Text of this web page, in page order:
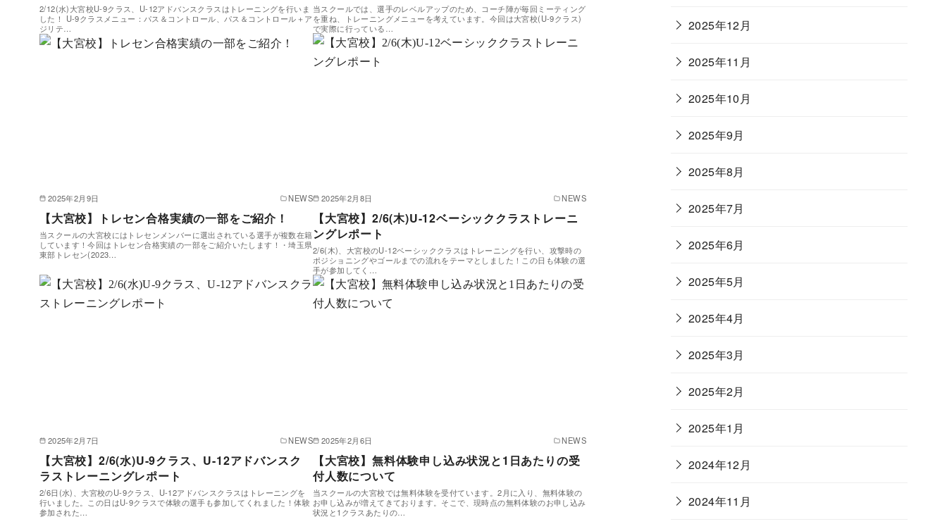
2/12(水)大宮校U-9クラス、U-12アドバンスクラスはトレーニングを行いま
した！ U-9クラスメニュー：パス＆コントロール、パス＆コントロール＋ア
ジリテ…
当スクールでは、選手のレベルアップのため、コーチ陣が毎回ミーティング
を重ね、トレーニングメニューを考えています。今回は大宮校(U-9クラス)
で実際に行っている…
2025年2月9日 NEWS
【大宮校】トレセン合格実績の一部をご紹介！
当スクールの大宮校にはトレセンメンバーに選出されている選手が複数在籍
しています！今回はトレセン合格実績の一部をご紹介いたします！・埼玉県
東部トレセン(2023…
2025年2月8日 NEWS
【大宮校】2/6(木)U-12ベーシッククラストレーニ
ングレポート
2/6(木)、大宮校のU-12ベーシッククラスはトレーニングを行い、攻撃時の
ポジショニングやゴールまでの流れをテーマとしました！この日も体験の選
手が参加してく…
2025年2月7日 NEWS
【大宮校】2/6(水)U-9クラス、U-12アドバンスク
ラストレーニングレポート
2/6日(水)、大宮校のU-9クラス、U-12アドバンスクラスはトレーニングを
行いました。この日はU-9クラスで体験の選手も参加してくれました！体験
参加された…
2025年2月6日 NEWS
【大宮校】無料体験申し込み状況と1日あたりの受
付人数について
当スクールの大宮校では無料体験を受付ています。2月に入り、無料体験の
お申し込みが増えてきております。そこで、現時点の無料体験のお申し込み
状況と1クラスあたりの…
2025年12月
2025年11月
2025年10月
2025年9月
2025年8月
2025年7月
2025年6月
2025年5月
2025年4月
2025年3月
2025年2月
2025年1月
2024年12月
2024年11月